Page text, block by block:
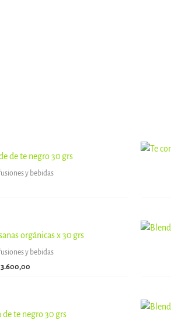
de te negro 30 grs
y bebidas
orgánicas x 30 grs
y bebidas
3.600,00
de
precios:
desde
de te negro 30 grs